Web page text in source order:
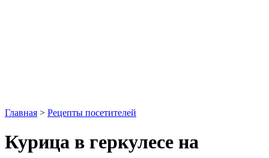
Главная > Рецепты посетителей
Курица в геркулесе на